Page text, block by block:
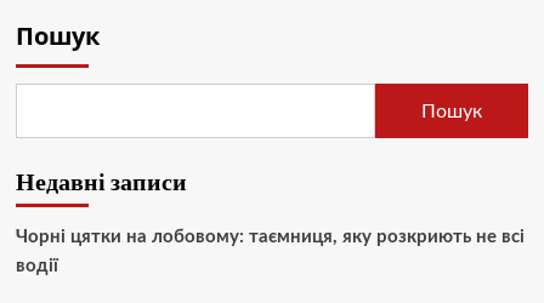
Пошук
Пошук
Недавні записи
Чорні цятки на лобовому: таємниця, яку розкриють не всі
водії